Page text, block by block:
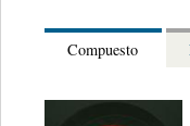
Compuesto